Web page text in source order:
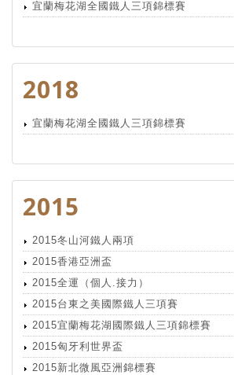
宜蘭梅花湖全國鐵人三項錦標賽
2018
宜蘭梅花湖全國鐵人三項錦標賽
2015
2015冬山河鐵人兩項
2015香港亞洲盃
2015全運（個人.接力）
2015台東之美國際鐵人三項賽
2015宜蘭梅花湖國際鐵人三項錦標賽
2015匈牙利世界盃
2015新北微風亞洲錦標賽